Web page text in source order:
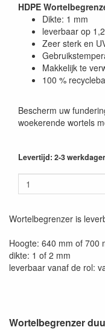
HDPE
Dikte: 1 mm
leverbaar op
Zeer sterk en
Makkelijk te
100 %
Bescherm uw
woekerende wortels
Levertijd: 2-3
Wortelbegrenzer is
Hoogte: 640 mm of 700
dikte: 1 of 2 mm
leverbaar vanaf de rol:
Wortelbegrenzer